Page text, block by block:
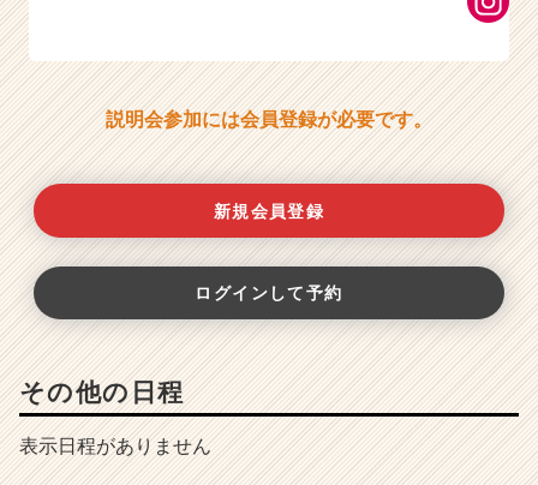
説明会参加には会員登録が必要です。
新規会員登録
ログインして予約
その他の日程
表示日程がありません